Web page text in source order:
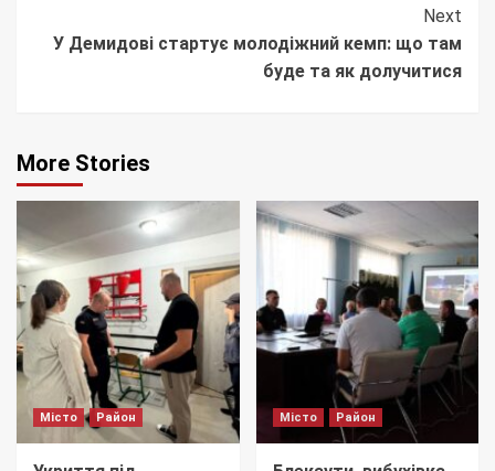
Next
У Демидові стартує молодіжний кемп: що там
буде та як долучитися
More Stories
Місто Район Місто Район